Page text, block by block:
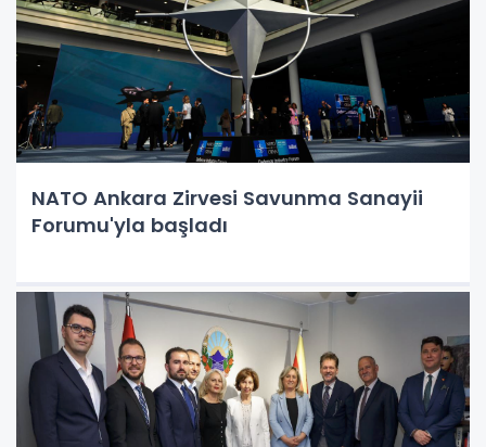
NATO Ankara Zirvesi Savunma Sanayii
Forumu'yla başladı